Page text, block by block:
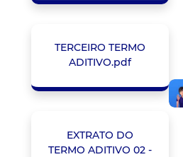
TERCEIRO TERMO
ADITIVO.pdf
EXTRATO DO
TERMO ADITIVO 02 -